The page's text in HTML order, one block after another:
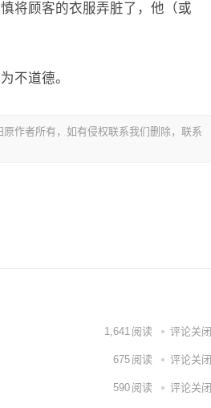
将顾客的衣服弄脏了，他（或
不道德。
作者所有，如有侵权联系我们删除，联系
1,641 阅读 评论关闭
675 阅读 评论关闭
590 阅读 评论关闭